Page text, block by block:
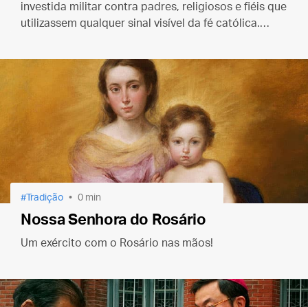
investida militar contra padres, religiosos e fiéis que
utilizassem qualquer sinal visível da fé católica.
Tradição 0 min
Nossa Senhora do Rosário
Um exército com o Rosário nas mãos!